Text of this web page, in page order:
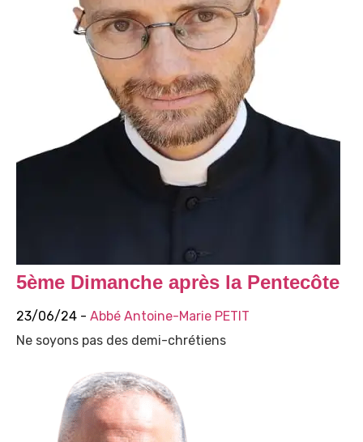
5ème Dimanche après la Pentecôte
23/06/24 - Abbé Antoine-Marie PETIT
Ne soyons pas des demi-chrétiens